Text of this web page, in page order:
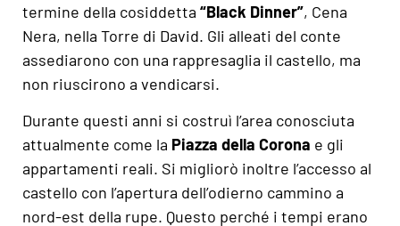
termine della cosiddetta “Black Dinner”, Cena
Nera, nella Torre di David. Gli alleati del conte
assediarono con una rappresaglia il castello, ma
non riuscirono a vendicarsi.
Durante questi anni si costruì l’area conosciuta
attualmente come la Piazza della Corona e gli
appartamenti reali. Si migliorò inoltre l’accesso al
castello con l’apertura dell’odierno cammino a
nord-est della rupe. Questo perché i tempi erano